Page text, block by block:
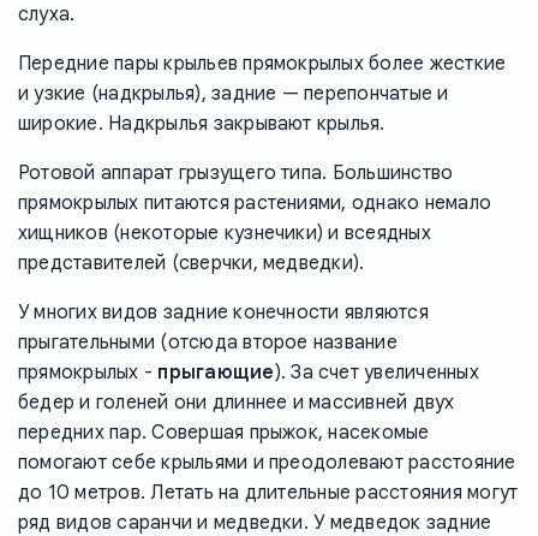
слуха.
Передние пары крыльев прямокрылых более жесткие
и узкие (надкрылья), задние — перепончатые и
широкие. Надкрылья закрывают крылья.
Ротовой аппарат грызущего типа. Большинство
прямокрылых питаются растениями, однако немало
хищников (некоторые кузнечики) и всеядных
представителей (сверчки, медведки).
У многих видов задние конечности являются
прыгательными (отсюда второе название
прямокрылых - прыгающие). За счет увеличенных
бедер и голеней они длиннее и массивней двух
передних пар. Совершая прыжок, насекомые
помогают себе крыльями и преодолевают расстояние
до 10 метров. Летать на длительные расстояния могут
ряд видов саранчи и медведки. У медведок задние